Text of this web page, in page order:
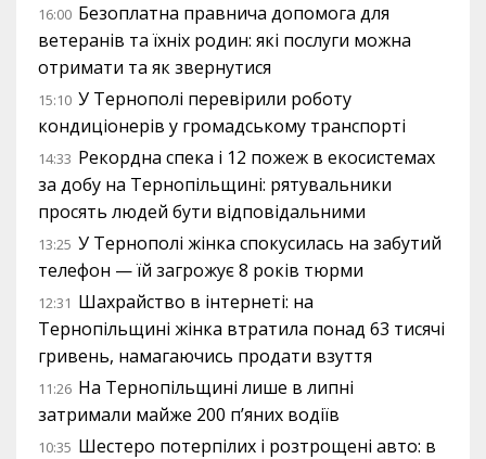
16:00 Безоплатна правнича допомога для
ветеранів та їхніх родин: які послуги можна
отримати та як звернутися
15:10 У Тернополі перевірили роботу
кондиціонерів у громадському транспорті
14:33 Рекордна спека і 12 пожеж в екосистемах
за добу на Тернопільщині: рятувальники
просять людей бути відповідальними
13:25 У Тернополі жінка спокусилась на забутий
телефон — їй загрожує 8 років тюрми
12:31 Шахрайство в інтернеті: на
Тернопільщині жінка втратила понад 63 тисячі
гривень, намагаючись продати взуття
11:26 На Тернопільщині лише в липні
затримали майже 200 п’яних водіїв
10:35 Шестеро потерпілих і розтрощені авто: в